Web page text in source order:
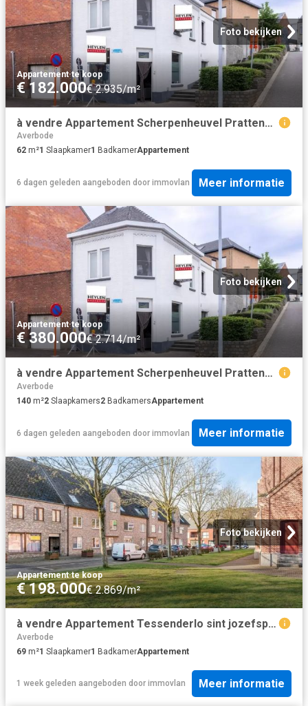
Foto bekijken
Appartement·te koop
€ 182.000€ 2.935/m²
à vendre Appartement Scherpenheuvel Prattenborgstraat
Averbode
62 m²1 Slaapkamer1 BadkamerAppartement
6 dagen geleden aangeboden door immovlan Meer informatie
Foto bekijken
Appartement·te koop
€ 380.000€ 2.714/m²
à vendre Appartement Scherpenheuvel Prattenborgstraat
Averbode
140 m²2 Slaapkamers2 BadkamersAppartement
6 dagen geleden aangeboden door immovlan Meer informatie
Foto bekijken
Appartement·te koop
€ 198.000€ 2.869/m²
à vendre Appartement Tessenderlo sint jozefsplein
Averbode
69 m²1 Slaapkamer1 BadkamerAppartement
1 week geleden aangeboden door immovlan Meer informatie